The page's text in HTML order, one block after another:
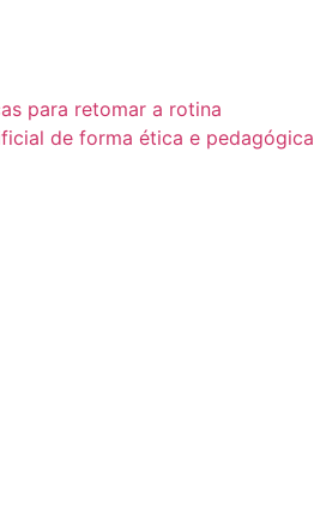
para retomar a rotina
de forma ética e pedagógica